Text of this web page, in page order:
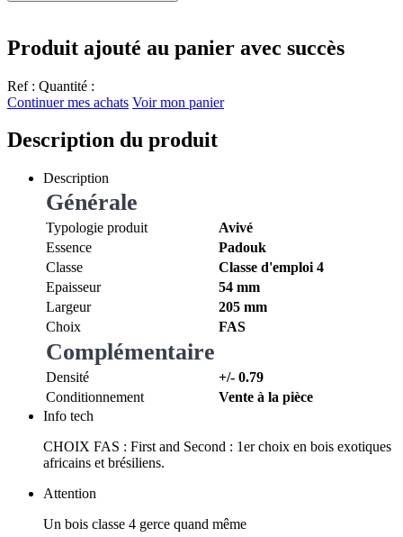
Produit ajouté au panier avec succès
Ref : Quantité :
Continuer mes achats Voir mon panier
Description du produit
Description
Générale
Typologie produit
Avivé
Essence
Padouk
Classe
Classe d'emploi 4
Epaisseur
54 mm
Largeur
205 mm
Choix
FAS
Complémentaire
Densité
+/- 0.79
Conditionnement
Vente à la pièce
Info tech
CHOIX FAS : First and Second : 1er choix en bois exotiques
africains et brésiliens.
Attention
Un bois classe 4 gerce quand même